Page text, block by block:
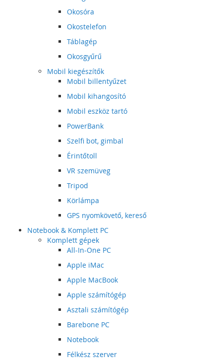
Okosóra
Okostelefon
Táblagép
Okosgyűrű
Mobil kiegészítők
Mobil billentyűzet
Mobil kihangosító
Mobil eszköz tartó
PowerBank
Szelfi bot, gimbal
Érintőtoll
VR szemüveg
Tripod
Körlámpa
GPS nyomkövető, kereső
Notebook & Komplett PC
Komplett gépek
All-In-One PC
Apple iMac
Apple MacBook
Apple számítógép
Asztali számítógép
Barebone PC
Notebook
Félkész szerver